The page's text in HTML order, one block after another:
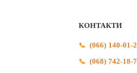
КОНТАКТИ
(066) 140-01-
(068) 742-18-